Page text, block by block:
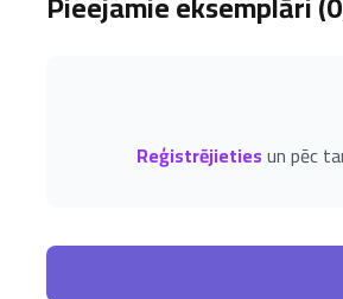
Reģistrējietiesun pēc